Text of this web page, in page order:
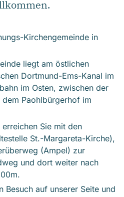
Kirchengemeinde in
liegt am östlichen
Dortmund-Ems-Kanal im
im Osten, zwischen der
Paohlbürgerhof im
Sie mit den
St.-Margareta-Kirche),
(Ampel) zur
und dort weiter nach
Besuch auf unserer Seite und